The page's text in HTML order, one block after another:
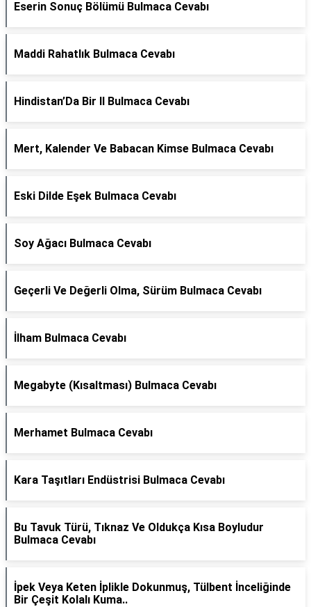
Eserin Sonuç Bölümü Bulmaca Cevabı
Maddi Rahatlık Bulmaca Cevabı
Hindistan’Da Bir Il Bulmaca Cevabı
Mert, Kalender Ve Babacan Kimse Bulmaca Cevabı
Eski Dilde Eşek Bulmaca Cevabı
Soy Ağacı Bulmaca Cevabı
Geçerli Ve Değerli Olma, Sürüm Bulmaca Cevabı
İlham Bulmaca Cevabı
Megabyte (Kısaltması) Bulmaca Cevabı
Merhamet Bulmaca Cevabı
Kara Taşıtları Endüstrisi Bulmaca Cevabı
Bu Tavuk Türü, Tıknaz Ve Oldukça Kısa Boyludur
Bulmaca Cevabı
İpek Veya Keten İplikle Dokunmuş, Tülbent İnceliğinde
Bir Çeşit Kolalı Kuma..